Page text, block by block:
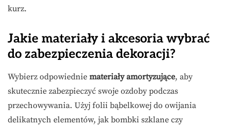
kurz.
Jakie materiały i akcesoria wybrać
do zabezpieczenia dekoracji?
Wybierz odpowiednie materiały amortyzujące, aby
skutecznie zabezpieczyć swoje ozdoby podczas
przechowywania. Użyj folii bąbelkowej do owijania
delikatnych elementów, jak bombki szklane czy